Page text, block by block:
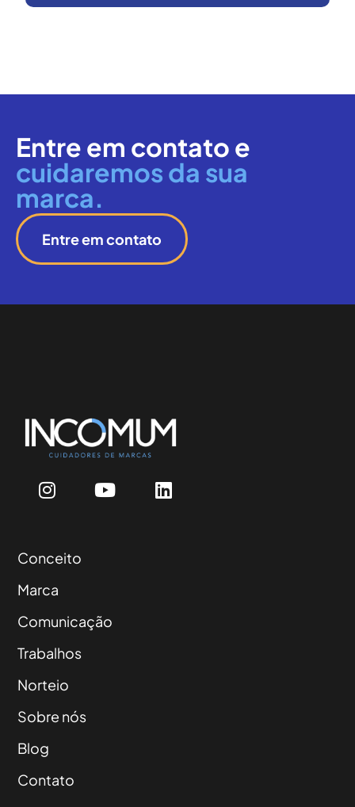
Entre em contato e
cuidaremos da sua
marca.
Entre em contato
Conceito
Marca
Comunicação
Trabalhos
Norteio
Sobre nós
Blog
Contato